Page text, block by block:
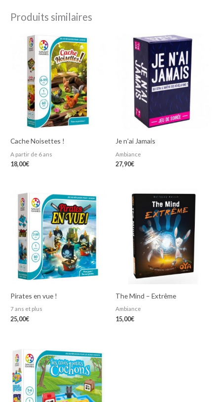
Produits similaires
Cache Noisettes !
A partir de 6 ans
18,00€
Je n’ai Jamais
Ambiance
27,90€
Pirates en vue !
7 ans et plus
25,00€
The Mind – Extrême
Ambiance
15,00€